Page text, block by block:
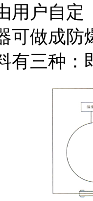
用户自定
可做成防
有三种